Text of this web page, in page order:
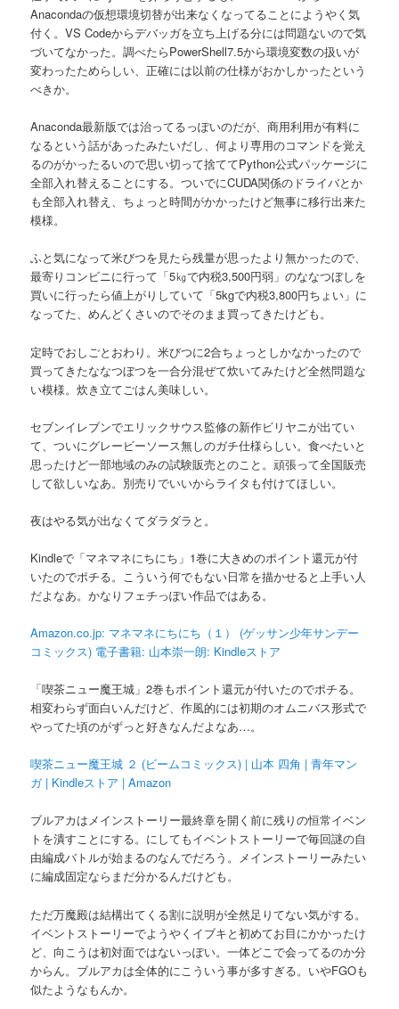
Anacondaの仮想環境切替が出来なくなってることにようやく気
付く。VS Codeからデバッガを立ち上げる分には問題ないので気
づいてなかった。調べたらPowerShell7.5から環境変数の扱いが
変わったためらしい、正確には以前の仕様がおかしかったという
べきか。
Anaconda最新版では治ってるっぽいのだが、商用利用が有料に
なるという話があったみたいだし、何より専用のコマンドを覚え
るのがかったるいので思い切って捨ててPython公式パッケージに
全部入れ替えることにする。ついでにCUDA関係のドライバとか
も全部入れ替え、ちょっと時間がかかったけど無事に移行出来た
模様。
ふと気になって米びつを見たら残量が思ったより無かったので、
最寄りコンビニに行って「5㎏で内税3,500円弱」のななつぼしを
買いに行ったら値上がりしていて「5kgで内税3,800円ちょい」に
なってた、めんどくさいのでそのまま買ってきたけども。
定時でおしごとおわり。米びつに2合ちょっとしかなかったので
買ってきたななつぼつを一合分混ぜて炊いてみたけど全然問題な
い模様。炊き立てごはん美味しい。
セブンイレブンでエリックサウス監修の新作ビリヤニが出てい
て、ついにグレービーソース無しのガチ仕様らしい。食べたいと
思ったけど一部地域のみの試験販売とのこと。頑張って全国販売
して欲しいなあ。別売りでいいからライタも付けてほしい。
夜はやる気が出なくてダラダラと。
Kindleで「マネマネにちにち」1巻に大きめのポイント還元が付
いたのでポチる。こういう何でもない日常を描かせると上手い人
だよなあ。かなりフェチっぽい作品ではある。
Amazon.co.jp: マネマネにちにち（１） (ゲッサン少年サンデー
コミックス) 電子書籍: 山本崇一朗: Kindleストア
「喫茶ニュー魔王城」2巻もポイント還元が付いたのでポチる。
相変わらず面白いんだけど、作風的には初期のオムニバス形式で
やってた頃のがずっと好きなんだよなあ…。
喫茶ニュー魔王城 ２ (ビームコミックス) | 山本 四角 | 青年マン
ガ | Kindleストア | Amazon
ブルアカはメインストーリー最終章を開く前に残りの恒常イベン
トを潰すことにする。にしてもイベントストーリーで毎回謎の自
由編成バトルが始まるのなんでだろう。メインストーリーみたい
に編成固定ならまだ分かるんだけども。
ただ万魔殿は結構出てくる割に説明が全然足りてない気がする。
イベントストーリーでようやくイブキと初めてお目にかかったけ
ど、向こうは初対面ではないっぽい。一体どこで会ってるのか分
からん。ブルアカは全体的にこういう事が多すぎる。いやFGOも
似たようなもんか。